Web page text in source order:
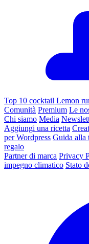
Top 10 cocktail Lemon
Comunità Premium Le
Chi siamo Media
Aggiungi una ricetta
per Wordpress Guida alla
regalo
Partner di marca Privacy
impegno climatico Stato